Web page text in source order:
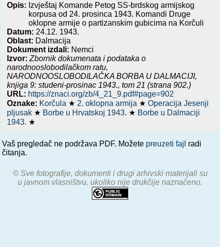
Opis: Izvještaj Komande Petog SS-brdskog armijskog
korpusa od 24. prosinca 1943. Komandi Druge
oklopne armije o partizanskim gubicima na Korčuli
Datum: 24.12. 1943.
Oblast: Dalmacija
Dokument izdali: Nemci
Izvor: Zbornik dokumenata i podataka o
narodnooslobodilačkom ratu,
NARODNOOSLOBODILAČKA BORBA U DALMACIJI,
knjiga 9: studeni-prosinac 1943., tom 21 (strana 902.)
URL: https://znaci.org/zb/4_21_9.pdf#page=902
Oznake: Korčula ★ 2. oklopna armija ★Operacija Jesenji
pljusak ★ Borbe u Hrvatskoj 1943. ★ Borbe u Dalmaciji
1943. ★
Vaš pregledač ne podržava PDF. Možete preuzeti fajl radi
čitanja.
© Sve fotografije, dokumenti i drugi arhivski materijali su
u javnom vlasništvu, ukoliko nije drukčije naznačeno.